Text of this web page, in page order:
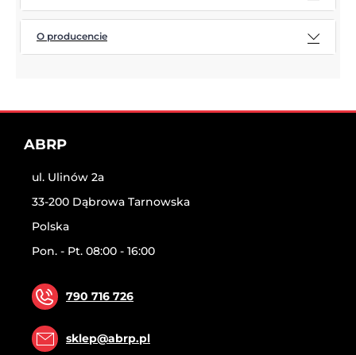
O producencie
ABRP
ul. Ulinów 2a
33-200 Dąbrowa Tarnowska
Polska
Pon. - Pt. 08:00 - 16:00
790 716 726
sklep@abrp.pl